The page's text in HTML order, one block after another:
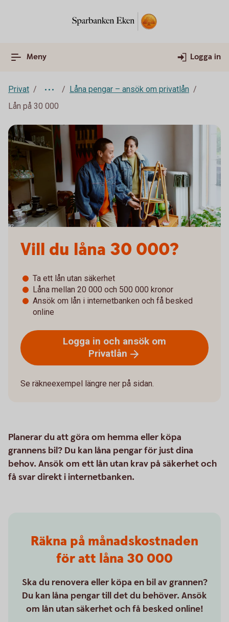
Meny Logga in
Privat
Låna pengar – ansök om privatlån
Lån på 30 000
Vill du låna 30 000?
Ta ett lån utan säkerhet
Låna mellan 20 000 och 500 000 kronor
Ansök om lån i internetbanken och få besked
online
Logga in och ansök om
Privatlån
Se räkneexempel längre ner på sidan.
Planerar du att göra om hemma eller köpa
grannens bil? Du kan låna pengar för just dina
behov. Ansök om ett lån utan krav på säkerhet och
få svar direkt i internetbanken.
Räkna på månadskostnaden
för att låna 30 000
Ska du renovera eller köpa en bil av grannen?
Du kan låna pengar till det du behöver. Ansök
om lån utan säkerhet och få besked online!